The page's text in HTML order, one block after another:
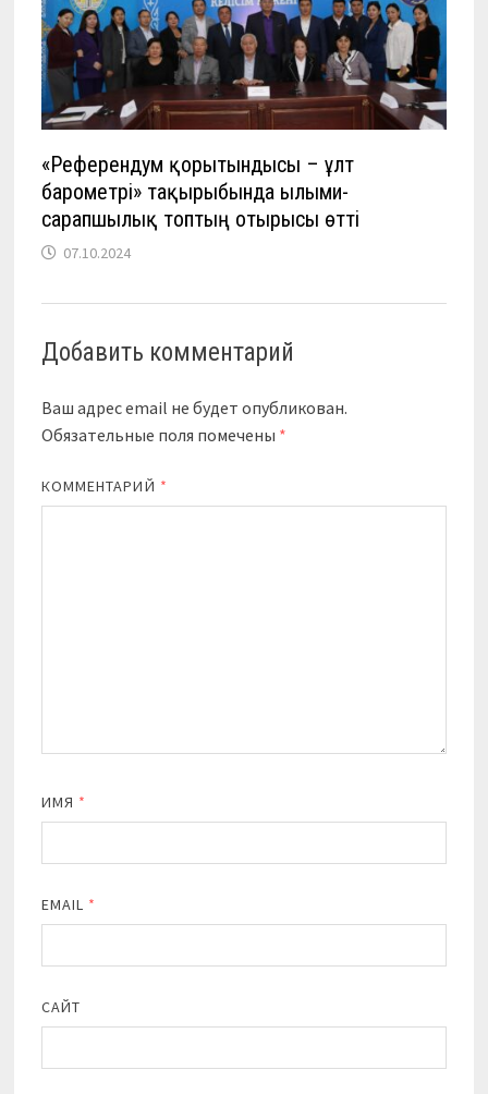
«Референдум қорытындысы – ұлт
барометрі» тақырыбында ғылыми-
сарапшылық топтың отырысы өтті
07.10.2024
Добавить комментарий
Ваш адрес email не будет опубликован.
Обязательные поля помечены *
КОММЕНТАРИЙ *
ИМЯ *
EMAIL *
САЙТ